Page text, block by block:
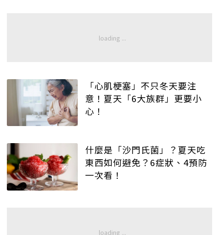
「心肌梗塞」不只冬天要注
意！夏天「6大族群」更要小
心！
什麼是「沙門氏菌」？夏天吃
東西如何避免？6症狀、4預防
一次看！